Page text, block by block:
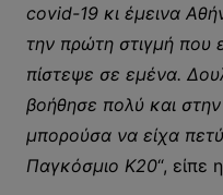
covid-19 κι έμεινα
την πρώτη στιγμή που
πίστεψε σε εμένα.
βοήθησε πολύ και
μπορούσα να είχα
Παγκόσμιο Κ20“, είπε